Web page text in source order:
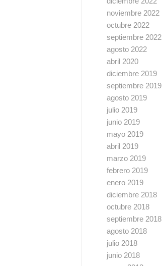
noviembre 2022
octubre 2022
septiembre 2022
agosto 2022
abril 2020
diciembre 2019
septiembre 2019
agosto 2019
julio 2019
junio 2019
mayo 2019
abril 2019
marzo 2019
febrero 2019
enero 2019
diciembre 2018
octubre 2018
septiembre 2018
agosto 2018
julio 2018
junio 2018